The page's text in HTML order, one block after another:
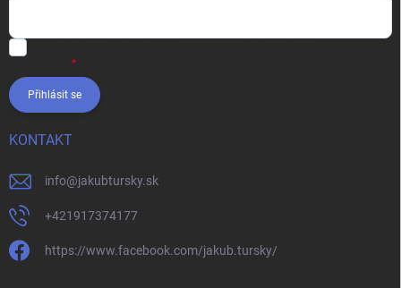
Přihlásit se
KONTAKT
info@jakubtursky.sk
+421917374177
https://www.facebook.com/jakub.tursky/